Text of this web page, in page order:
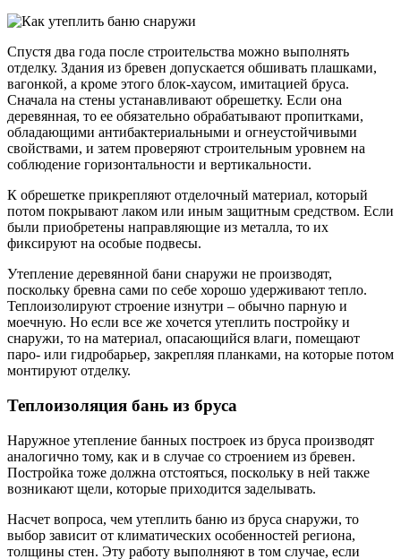
Спустя два года после строительства можно выполнять
отделку. Здания из бревен допускается обшивать плашками,
вагонкой, а кроме этого блок-хаусом, имитацией бруса.
Сначала на стены устанавливают обрешетку. Если она
деревянная, то ее обязательно обрабатывают пропитками,
обладающими антибактериальными и огнеустойчивыми
свойствами, и затем проверяют строительным уровнем на
соблюдение горизонтальности и вертикальности.
К обрешетке прикрепляют отделочный материал, который
потом покрывают лаком или иным защитным средством. Если
были приобретены направляющие из металла, то их
фиксируют на особые подвесы.
Утепление деревянной бани снаружи не производят,
поскольку бревна сами по себе хорошо удерживают тепло.
Теплоизолируют строение изнутри – обычно парную и
моечную. Но если все же хочется утеплить постройку и
снаружи, то на материал, опасающийся влаги, помещают
паро- или гидробарьер, закрепляя планками, на которые потом
монтируют отделку.
Теплоизоляция бань из бруса
Наружное утепление банных построек из бруса производят
аналогично тому, как и в случае со строением из бревен.
Постройка тоже должна отстояться, поскольку в ней также
возникают щели, которые приходится заделывать.
Насчет вопроса, чем утеплить баню из бруса снаружи, то
выбор зависит от климатических особенностей региона,
толщины стен. Эту работу выполняют в том случае, если